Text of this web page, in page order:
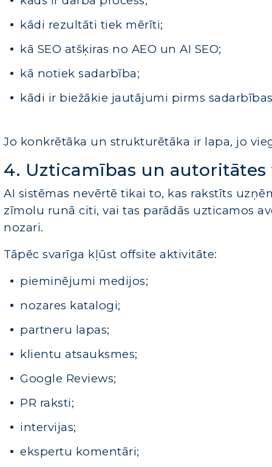
kādi rezultāti tiek mērīti;
kā SEO atšķiras no AEO un AI SEO;
kā notiek sadarbība;
kādi ir biežākie jautājumi pirms
Jo konkrētāka un strukturētāka ir lapa, jo
4. Uzticamības un autoritātes
AI sistēmas nevērtē tikai to, kas rakstīts
zīmolu runā citi, vai tas parādās uzticamos
nozari.
Tāpēc svarīga kļūst offsite aktivitāte:
pieminējumi medijos;
nozares katalogi;
partneru lapas;
klientu atsauksmes;
Google Reviews;
PR raksti;
intervijas;
ekspertu komentāri;